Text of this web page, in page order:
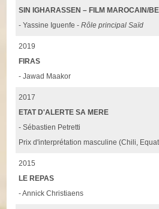
SIN IGHARASSEN – FILM MAROCAIN/
- Yassine Iguenfe -Rôle principal Saïd
2019
FIRAS
- Jawad Maakor
2017
ETAT D'ALERTE SA MERE
- Sébastien Petretti
Prix d'interprétation masculine (Chili,
2015
LE REPAS
- Annick Christiaens